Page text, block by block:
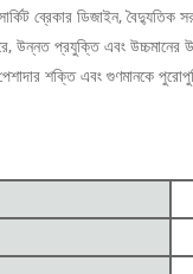
ব্রেকার ডিজাইন,
উন্নত প্রযুক্তি এবং উচ্চমানের
শক্তি এবং গুণমানকে